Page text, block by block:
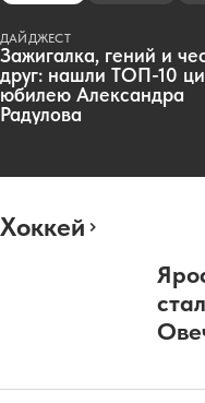
ДАЙДЖЕСТ
Зажигалка, гений и
друг: нашли ТОП-10
юбилею Александра
Радулова
Хоккей